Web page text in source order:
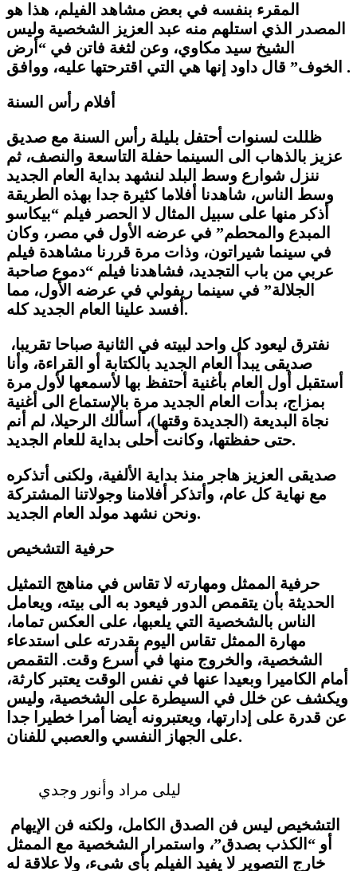
المقرء بنفسه في بعض مشاهد الفيلم، هذا هو
المصدر الذي استلهم منه عبد العزيز الشخصية وليس
الشيخ سيد مكاوي، وعن لثغة فاتن في “أرض
الخوف” قال داود إنها هي التي اقترحتها عليه، ووافق .
أفلام رأس السنة
ظللت لسنوات أحتفل بليلة رأس السنة مع صديق
عزيز بالذهاب الى السينما حفلة التاسعة والنصف، ثم
ننزل شوارع وسط البلد لنشهد بداية العام الجديد
وسط الناس، شاهدنا أفلاما كثيرة جدا بهذه الطريقة
أذكر منها على سبيل المثال لا الحصر فيلم “بيكاسو
المبدع والمحطم” في عرضه الأول في مصر، وكان
في سينما شيراتون، وذات مرة قررنا مشاهدة فيلم
عربي من باب التجديد، فشاهدنا فيلم “دموع صاحبة
الجلالة” في سينما ريفولي في عرضه الأول، مما
أفسد علينا العام الجديد كله.
صديقى يبدأ العام الجديد بالكتابة أو القراءة، وأنا
أستقبل أول العام بأغنية أحتفظ بها لأسمعها لأول مرة
بمزاج، بدأت العام الجديد مرة بالإستماع الى أغنية
نجاة البديعة (الجديدة وقتها)، أسألك الرحيلا، لم أنم
حتى حفظتها، وكانت أحلى بداية للعام الجديد.
صديقى العزيز هاجر منذ بداية الألفية، ولكنى أتذكره
مع نهاية كل عام، وأتذكر أفلامنا وجولاتنا المشتركة
ونحن نشهد مولد العام الجديد.
حرفية التشخيص
حرفية الممثل ومهارته لا تقاس في مناهج التمثيل
الحديثة بأن يتقمص الدور فيعود به الى بيته، ويعامل
الناس بالشخصية التي يلعبها، على العكس تماما،
مهارة الممثل تقاس اليوم بقدرته على استدعاء
الشخصية، والخروج منها في أسرع وقت. التقمص
أمام الكاميرا وبعيدا عنها في نفس الوقت يعتبر كارثة،
ويكشف عن خلل في السيطرة على الشخصية، وليس
عن قدرة على إدارتها، ويعتبرونه أيضا أمرا خطيرا جدا
على الجهاز النفسي والعصبي للفنان.
ليلى مراد وأنور وجدي
أو “الكذب بصدق”، واستمرار الشخصية مع الممثل
خارج التصوير لا يفيد الفيلم بأى شىء، ولا علاقة له